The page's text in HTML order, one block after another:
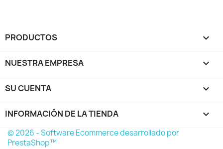
PRODUCTOS 
NUESTRA EMPRESA 
SU CUENTA 
INFORMACIÓN DE LA TIENDA keyboard_arrow_down
© 2026 - Software Ecommerce desarrollado por
PrestaShop™